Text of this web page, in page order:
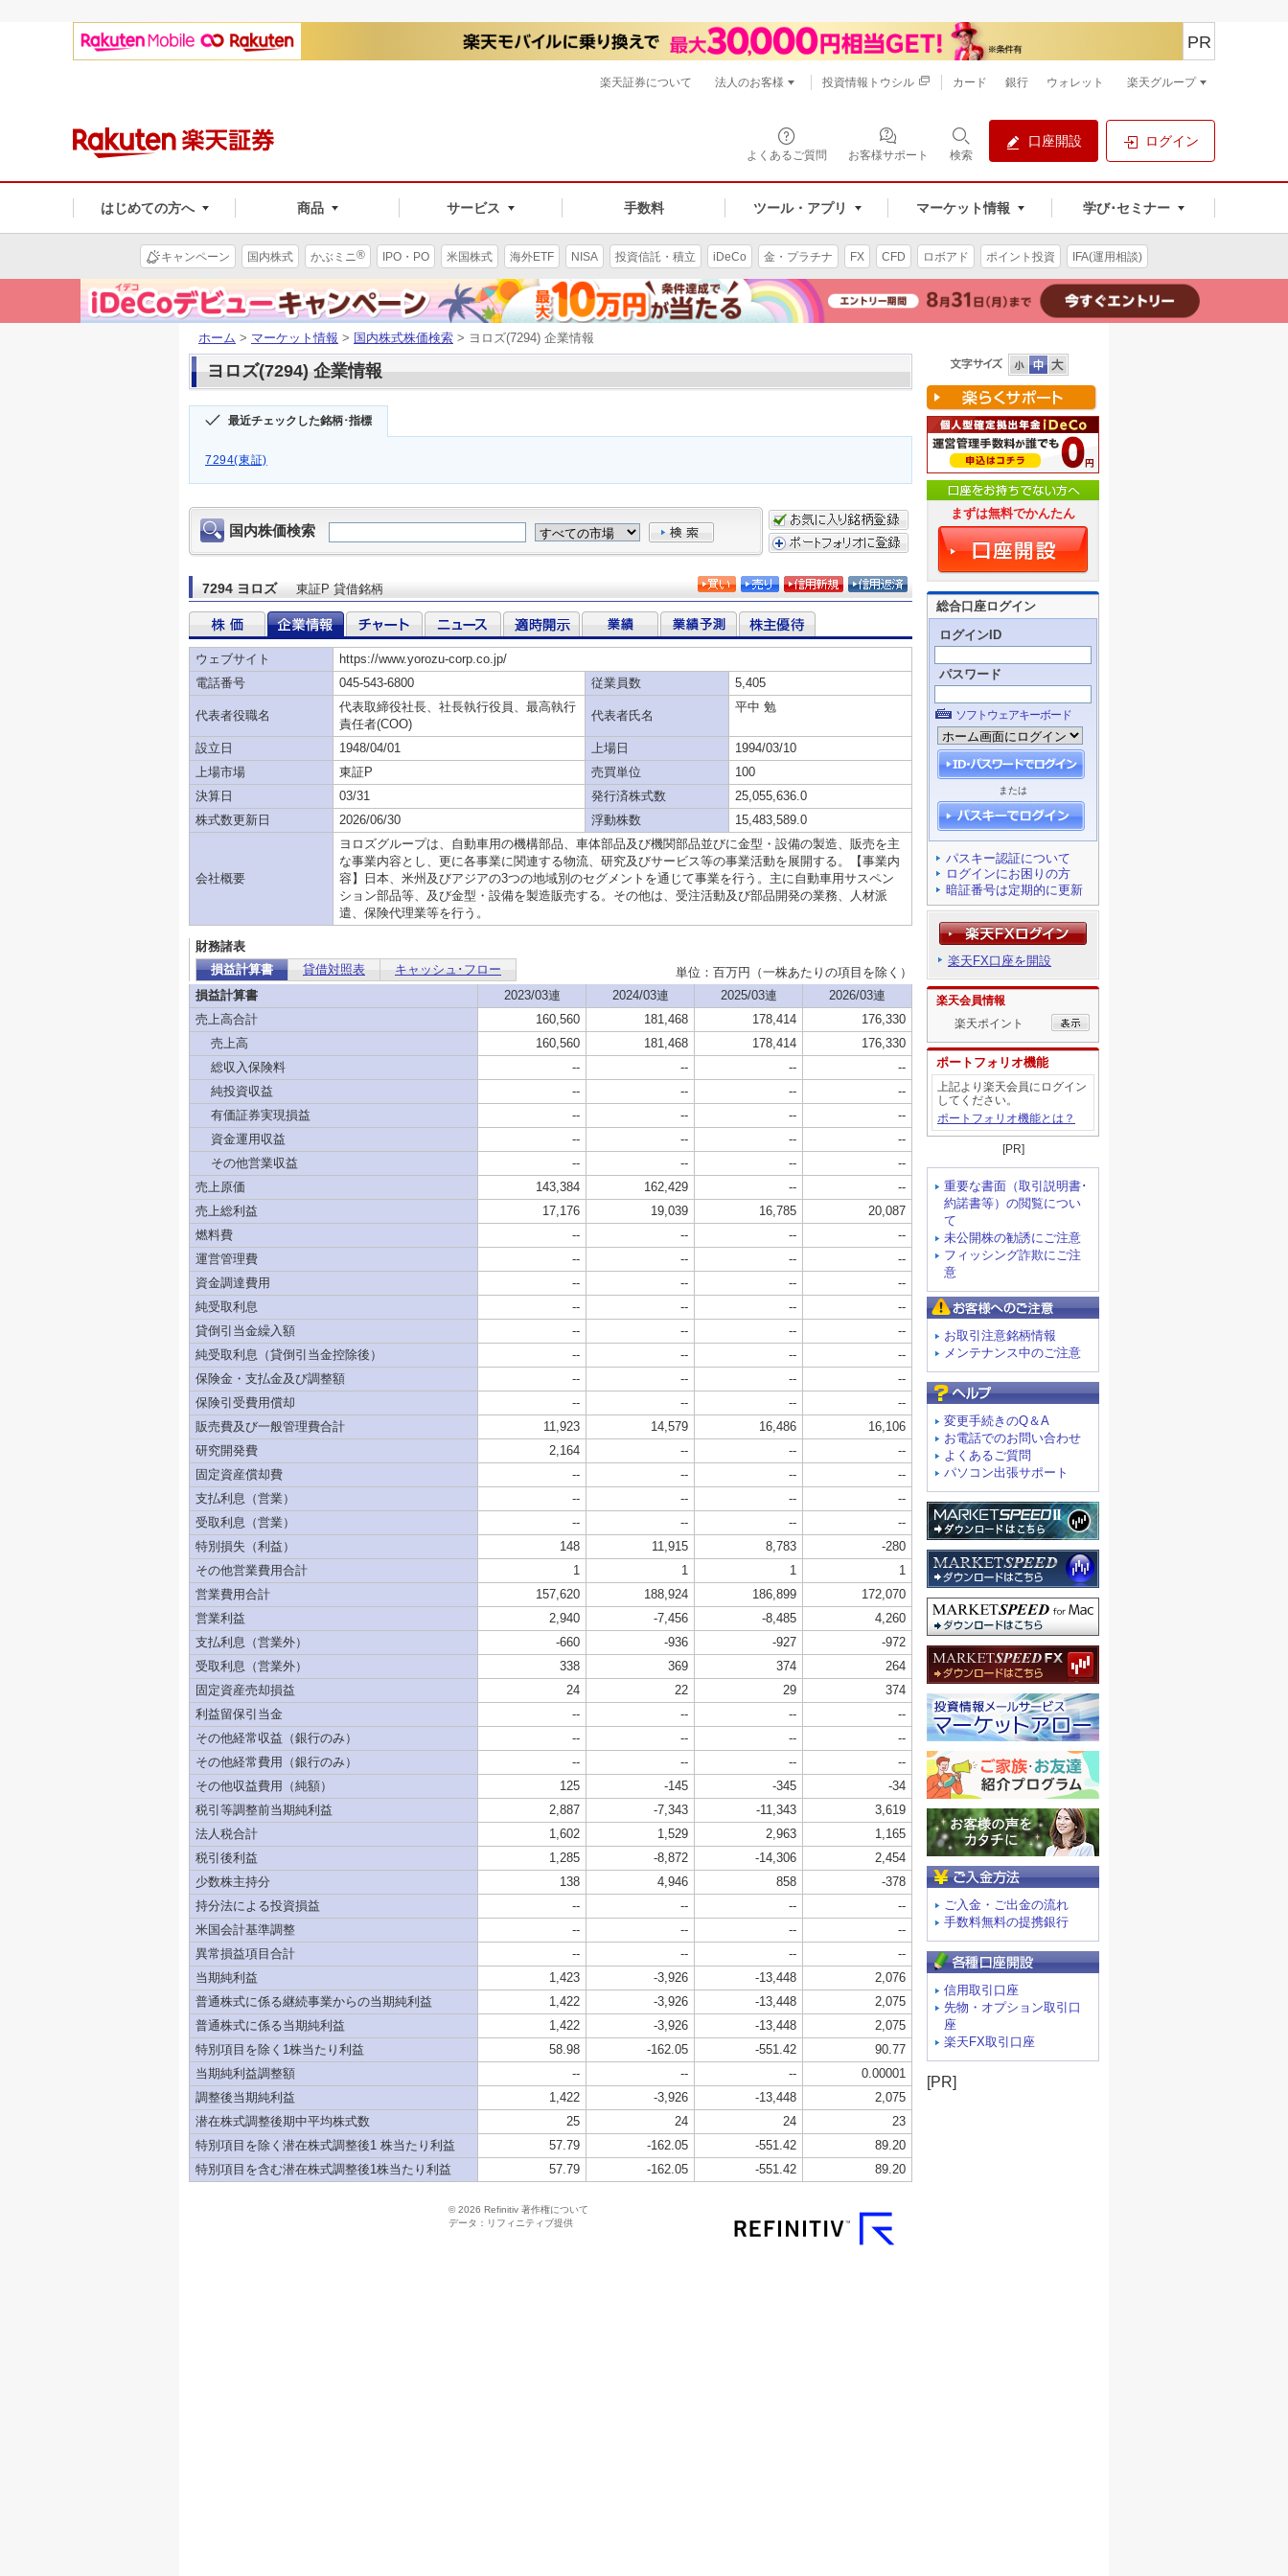
よくあるご質問 お客様サポート 検索
口座開設 ログイン
はじめての方へ 商品 サービス 手数料 ツール・アプリ マーケット情報 学び･セミナー
PR
楽天証券について 法人のお客様 投資情報トウシル カード 銀行 ウォレット 楽天グループ
キャンペーン 国内株式 かぶミニ® IPO・PO 米国株式 海外ETF NISA 投資信託・積立 iDeCo 金・プラチナ FX CFD ロボアド ポイント投資 IFA(運用相談)
ホーム > マーケット情報 > 国内株式株価検索 > ヨロズ(7294) 企業情報
ヨロズ(7294) 企業情報
最近チェックした銘柄･指標
7294(東証)
まずは無料でかんたん
総合口座ログイン
ログインID
パスワード
ソフトウェアキーボード
または
パスキー認証について
ログインにお困りの方
暗証番号は定期的に更新
楽天FX口座を開設
楽天会員情報
楽天ポイント
ポートフォリオ機能
上記より楽天会員にログイン
してください。
ポートフォリオ機能とは？
[PR]
重要な書面（取引説明書･
約諾書等）の閲覧につい
て
未公開株の勧誘にご注意
フィッシング詐欺にご注
意
お取引注意銘柄情報
メンテナンス中のご注意
変更手続きのQ＆A
お電話でのお問い合わせ
よくあるご質問
パソコン出張サポート
ご入金・ご出金の流れ
手数料無料の提携銀行
信用取引口座
先物・オプション取引口
座
楽天FX取引口座
[PR]